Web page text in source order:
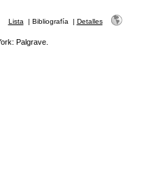
Lista | Bibliografía | Detalles
Palgrave.